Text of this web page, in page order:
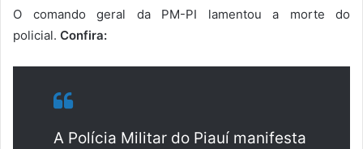
O comando geral da PM-PI lamentou a morte do
policial. Confira:
A Polícia Militar do Piauí manifesta